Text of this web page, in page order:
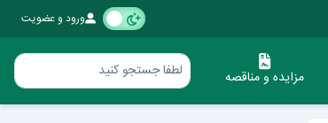
ورود و عضویت
مزایده و مناقصه